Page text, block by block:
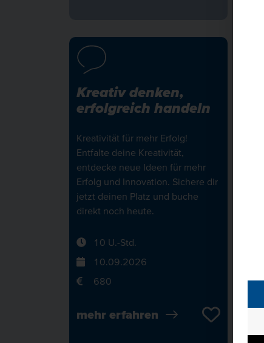
Kreativ denken,
erfolgreich handeln
Kreativität für mehr Erfolg!
Entfalte deine Kreativität,
entdecke neue Ideen für mehr
Erfolg und Innovation. Sichere dir
jetzt deinen Platz und buche
direkt noch heute.
10 U.-Std.
10.09.2026
680
mehr erfahren